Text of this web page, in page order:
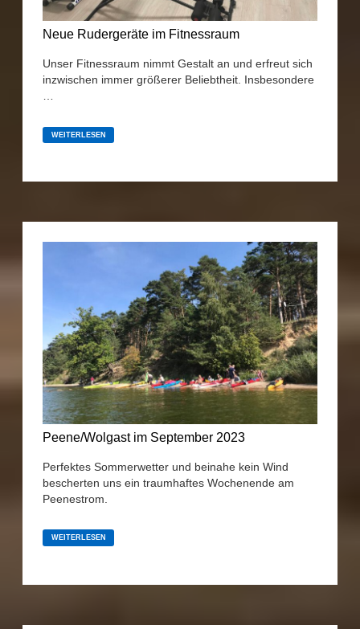
Neue Rudergeräte im Fitnessraum
Unser Fitnessraum nimmt Gestalt an und erfreut sich
inzwischen immer größerer Beliebtheit. Insbesondere
NEUE
RUDERGERÄTE
WEITERLESEN
Peene/Wolgast im September 2023
Perfektes Sommerwetter und beinahe kein Wind
bescherten uns ein traumhaftes Wochenende am
Peenestrom.
PEENE/WOLGAST
IM
WEITERLESEN